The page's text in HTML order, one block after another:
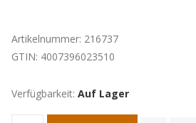
Artikelnummer: 216737
GTIN: 4007396023510
Verfügbarkeit: Auf Lager